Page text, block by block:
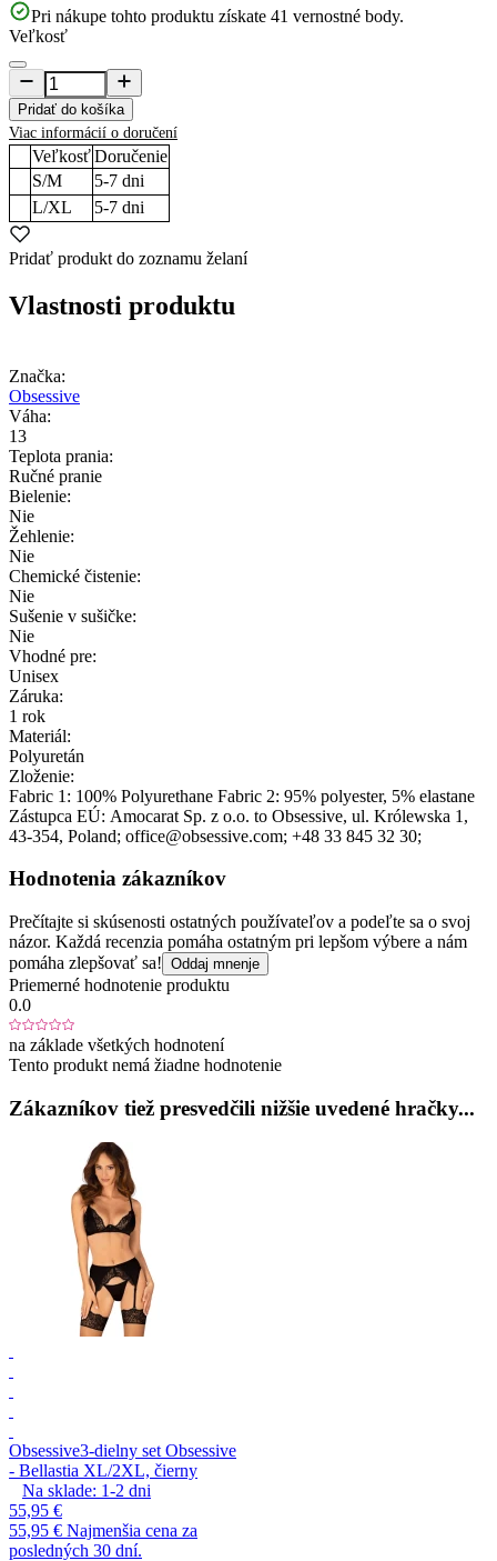
Pri nákupe tohto produktu získate 41 vernostné body.
Veľkosť
Pridať do košíka
Viac informácií o doručení
VeľkosťDoručenie
S/M
5-7 dni
L/XL
5-7 dni
Pridať produkt do zoznamu želaní
Vlastnosti produktu
Značka:
Obsessive
Váha:
13
Teplota prania:
Ručné pranie
Bielenie:
Nie
Žehlenie:
Nie
Chemické čistenie:
Nie
Sušenie v sušičke:
Nie
Vhodné pre:
Unisex
Záruka:
1 rok
Materiál:
Polyuretán
Zloženie:
Fabric 1: 100% Polyurethane Fabric 2: 95% polyester, 5% elastane
Zástupca EÚ: Amocarat Sp. z o.o. to Obsessive, ul. Królewska 1 ,
43-354, Poland; office@obsessive.com; +48 33 845 32 30;
Hodnotenia zákazníkov
Prečítajte si skúsenosti ostatných používateľov a podeľte sa o svoj
názor. Každá recenzia pomáha ostatným pri lepšom výbere a nám
pomáha zlepšovať sa! Oddaj mnenje
Priemerné hodnotenie produktu
0.0
na základe všetkých hodnotení
Tento produkt nemá žiadne hodnotenie
Zákazníkov tiež presvedčili nižšie uvedené hračky...
Obsessive3-dielny set Obsessive
- Bellastia XL/2XL, čierny
Na sklade: 1-2 dni
55,95 €
55,95 € Najmenšia cena za
posledných 30 dní.